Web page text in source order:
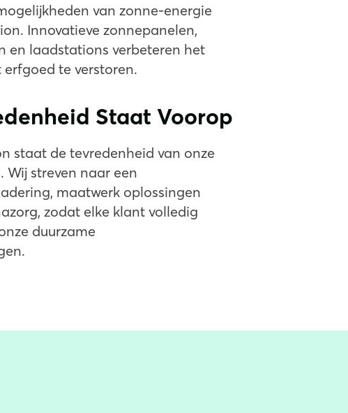
van zonne-energie
Innovatieve zonnepanelen,
en laadstations verbeteren het
erfgoed te verstoren.
Staat Voorop
staat de tevredenheid van onze
Wij streven naar een
maatwerk oplossingen
zodat elke klant volledig
duurzame